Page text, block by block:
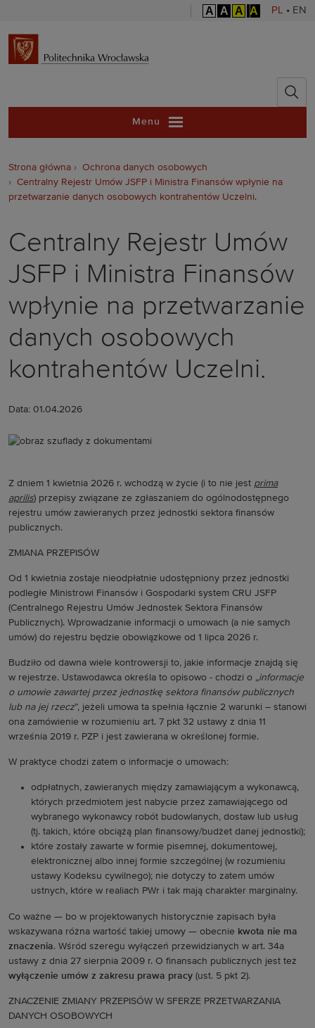
A A A A PL • EN
Politechnika
Menu
Strona główna
Ochrona danych osobowych
Centralny Rejestr Umów JSFP i Ministra Finansów wpłynie na
przetwarzanie danych osobowych kontrahentów Uczelni.
Centralny Rejestr Umów
JSFP i Ministra Finansów
wpłynie na przetwarzanie
danych osobowych
kontrahentów Uczelni.
Data: 01.04.2026
Z dniem 1 kwietnia 2026 r. wchodzą w życie (i to nie jest prima
aprilis) przepisy związane ze zgłaszaniem do ogólnodostępnego
rejestru umów zawieranych przez jednostki sektora finansów
publicznych.
ZMIANA PRZEPISÓW
Od 1 kwietnia zostaje nieodpłatnie udostępniony przez jednostki
podległe Ministrowi Finansów i Gospodarki system CRU JSFP
(Centralnego Rejestru Umów Jednostek Sektora Finansów
Publicznych). Wprowadzanie informacji o umowach (a nie samych
umów) do rejestru będzie obowiązkowe od 1 lipca 2026 r.
Budziło od dawna wiele kontrowersji to, jakie informacje znajdą się
w rejestrze. Ustawodawca określa to opisowo - chodzi o „informacje
o umowie zawartej przez jednostkę sektora finansów publicznych
lub na jej rzecz”, jeżeli umowa ta spełnia łącznie 2 warunki – stanowi
ona zamówienie w rozumieniu art. 7 pkt 32 ustawy z dnia 11
września 2019 r. PZP i jest zawierana w określonej formie.
W praktyce chodzi zatem o informacje o umowach:
odpłatnych, zawieranych między zamawiającym a wykonawcą,
których przedmiotem jest nabycie przez zamawiającego od
wybranego wykonawcy robót budowlanych, dostaw lub usług
(tj. takich, które obciążą plan finansowy/budżet danej jednostki);
które zostały zawarte w formie pisemnej, dokumentowej,
elektronicznej albo innej formie szczególnej (w rozumieniu
ustawy Kodeksu cywilnego); nie dotyczy to zatem umów
ustnych, które w realiach PWr i tak mają charakter marginalny.
Co ważne — bo w projektowanych historycznie zapisach była
wskazywana różna wartość takiej umowy — obecnie kwota nie ma
znaczenia. Wśród szeregu wyłączeń przewidzianych w art. 34a
ustawy z dnia 27 sierpnia 2009 r. O finansach publicznych jest też
wyłączenie umów z zakresu prawa pracy (ust. 5 pkt 2).
ZNACZENIE ZMIANY PRZEPISÓW W SFERZE PRZETWARZANIA
DANYCH OSOBOWYCH